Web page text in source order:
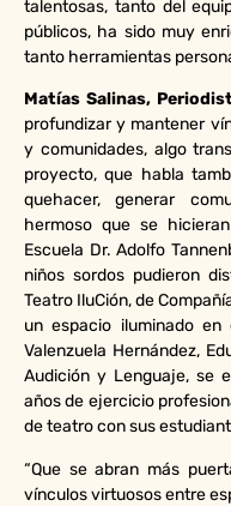
talentosas, tanto del
públicos, ha sido muy
tanto herramientas
Matías Salinas,
profundizar y mantener
y comunidades, algo
proyecto, que habla
quehacer, generar
hermoso que se
Escuela Dr. Adolfo
niños sordos pudieron
Teatro IluCión, de
un espacio iluminado
Valenzuela Hernández,
Audición y Lenguaje, se
años de ejercicio
de teatro con sus
“Que se abran más
vínculos virtuosos entre